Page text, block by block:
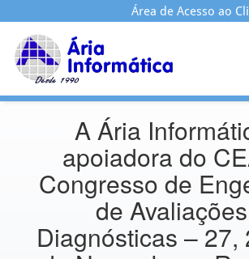
Área de Acesso ao
A Ária
apoiadora do
Congresso de
de
Diagnósticas – 27,